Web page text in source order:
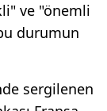
ve "önemli
durumun
sergilenen